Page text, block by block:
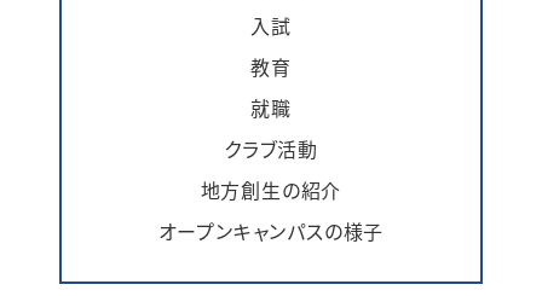
入試
教育
就職
クラブ活動
地方創生の紹介
オープンキャンパスの様子